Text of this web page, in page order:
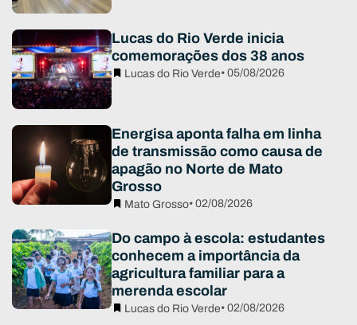
Lucas do Rio Verde inicia
comemorações dos 38 anos
Lucas do Rio Verde• 05/08/2026
Energisa aponta falha em linha
de transmissão como causa de
apagão no Norte de Mato
Grosso
Mato Grosso• 02/08/2026
Do campo à escola: estudantes
conhecem a importância da
agricultura familiar para a
merenda escolar
Lucas do Rio Verde• 02/08/2026